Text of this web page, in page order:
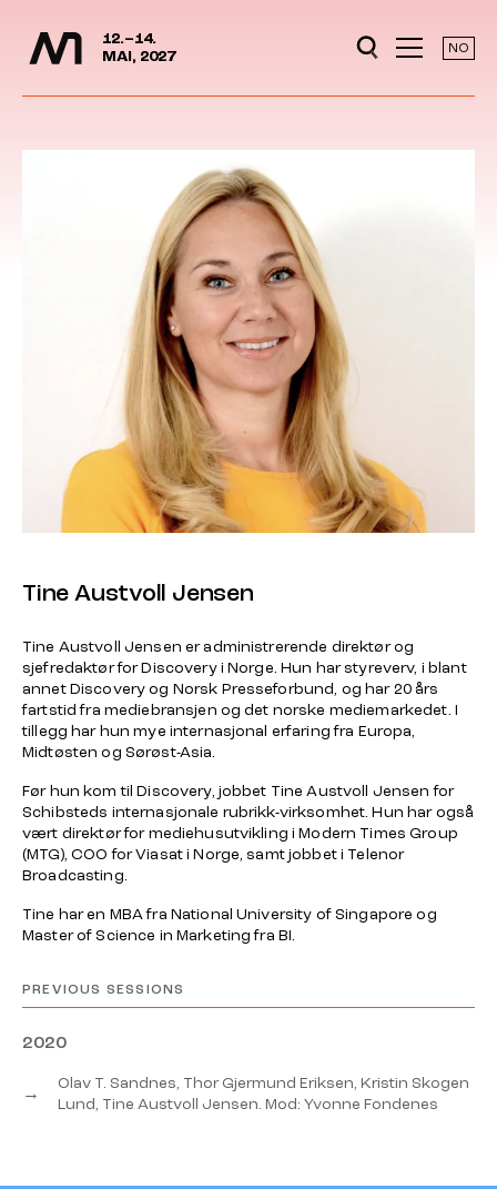
Jump to content
12.–14.
MAI, 2027
NO
Tine Austvoll Jensen
Tine Austvoll Jensen er administrerende direktør og
sjefredaktør for Discovery i Norge. Hun har styreverv, i blant
annet Discovery og Norsk Presseforbund, og har 20 års
fartstid fra mediebransjen og det norske mediemarkedet. I
tillegg har hun mye internasjonal erfaring fra Europa,
Midtøsten og Sørøst-Asia.
Før hun kom til Discovery, jobbet Tine Austvoll Jensen for
Schibsteds internasjonale rubrikk-virksomhet. Hun har også
vært direktør for mediehusutvikling i Modern Times Group
(MTG), COO for Viasat i Norge, samt jobbet i Telenor
Broadcasting.
Tine har en MBA fra National University of Singapore og
Master of Science in Marketing fra BI.
PREVIOUS SESSIONS
2020
→
Olav T. Sandnes, Thor Gjermund Eriksen, Kristin Skogen
Lund, Tine Austvoll Jensen. Mod: Yvonne Fondenes